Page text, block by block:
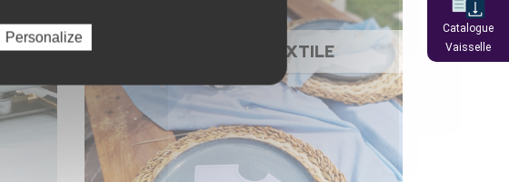
NAPPAGE ET TEXTILE
Catalogue
Vaisselle
Personalize